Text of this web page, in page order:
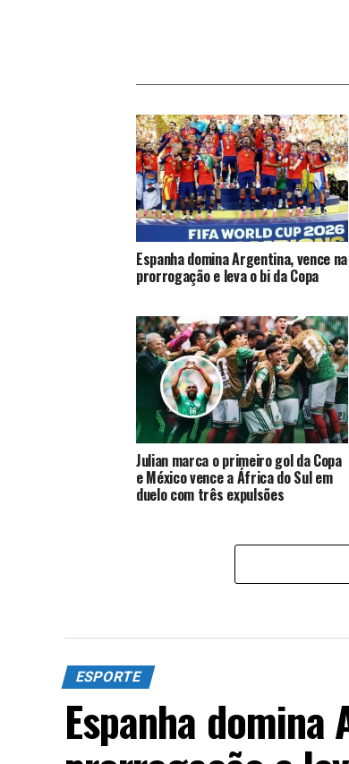
Espanha domina Argentina, vence na
prorrogação e leva o bi da Copa
Julian marca o primeiro gol da Copa
e México vence a África do Sul em
duelo com três expulsões
ESPORTE
Espanha domina